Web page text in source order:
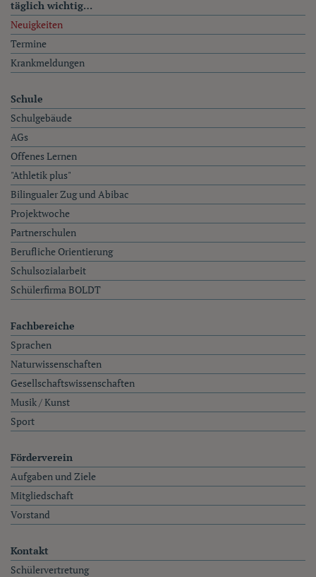
täglich wichtig…
Neuigkeiten
Termine
Krankmeldungen
Schule
Schulgebäude
AGs
Offenes Lernen
"Athletik plus"
Bilingualer Zug und Abibac
Projektwoche
Partnerschulen
Berufliche Orientierung
Schulsozialarbeit
Schülerfirma BOLDT
Fachbereiche
Sprachen
Naturwissenschaften
Gesellschaftswissenschaften
Musik / Kunst
Sport
Förderverein
Aufgaben und Ziele
Mitgliedschaft
Vorstand
Kontakt
Schülervertretung